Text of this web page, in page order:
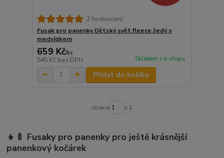
2 hodnocení
Fusak pro panenky Dětský svět fleece šedý s
medvídkem
659 Kč/ks
545 Kč bez DPH Skladem v e-shopu
Přidat do košíku
strana z 1
👧🍼 Fusaky pro panenky pro ještě krásnější
panenkový kočárek